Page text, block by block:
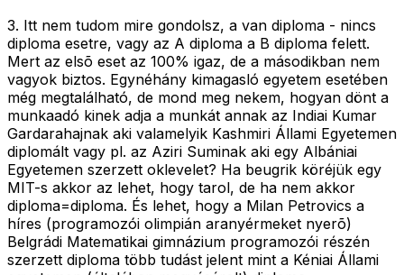
3. Itt nem tudom mire gondolsz, a van diploma - nincs
diploma esetre, vagy az A diploma a B diploma felett.
Mert az elsõ eset az 100% igaz, de a másodikban nem
vagyok biztos. Egynéhány kimagasló egyetem esetében
még megtalálható, de mond meg nekem, hogyan dönt a
munkaadó kinek adja a munkát annak az Indiai Kumar
Gardarahajnak aki valamelyik Kashmiri Állami Egyetemen
diplomált vagy pl. az Aziri Suminak aki egy Albániai
Egyetemen szerzett oklevelet? Ha beugrik köréjük egy
MIT-s akkor az lehet, hogy tarol, de ha nem akkor
diploma=diploma. És lehet, hogy a Milan Petrovics a
híres (programozói olimpián aranyérmeket nyerõ)
Belgrádi Matematikai gimnázium programozói részén
szerzett diploma több tudást jelent mint a Kéniai Állami